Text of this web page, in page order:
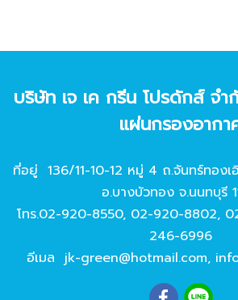
บริษัท เจ เค กรีน โปรดักส์ จํ
แผ่นกรองอากา
ที่อยู่ 136/11-10-12 หมู่ 4 ถ.จันทร์ทอง
อ.บางบัวทอง จ.นนทบุรี
โทร.02-920-8550, 02-920-8802,
246-6996
อีเมล jk-green@hotmail.com,